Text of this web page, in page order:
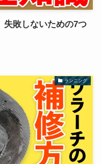
失敗しないための7つ
ランニング